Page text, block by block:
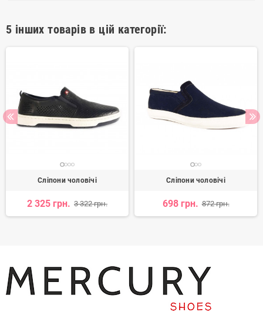
5 інших товарів в цій категорії:
Сліпони чоловічі
2 325 грн. 3 322 грн.
Сліпони чоловічі
698 грн. 872 грн.